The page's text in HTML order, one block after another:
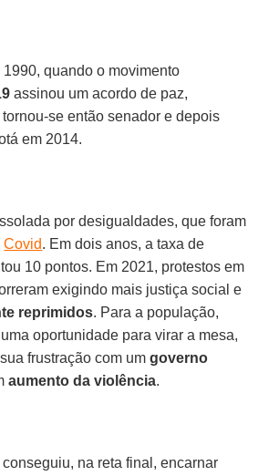
quando o movimento
assinou um acordo de paz,
tornou-se então senador e depois
em 2014.
por desigualdades, que foram
Covid. Em dois anos, a taxa de
10 pontos. Em 2021, protestos em
exigindo mais justiça social e
reprimidos. Para a população,
oportunidade para virar a mesa,
frustração com umgoverno
aumento da violência.
conseguiu, na reta final, encarnar